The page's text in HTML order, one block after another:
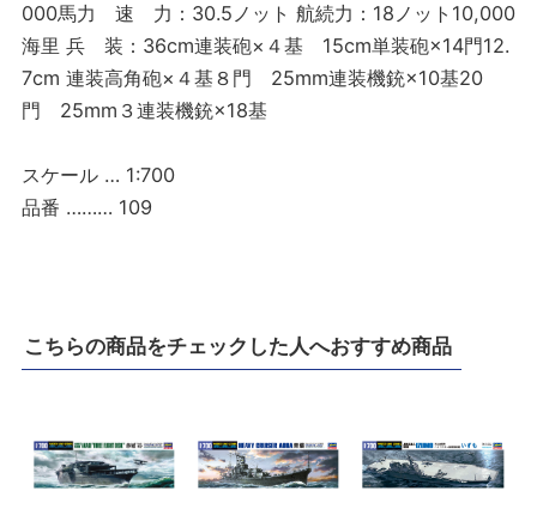
000馬力 速 力：30.5ノット 航続力：18ノット10,000
海里 兵 装：36cm連装砲×４基 15cm単装砲×14門12.
7cm 連装高角砲×４基８門 25mm連装機銃×10基20
門 25mm３連装機銃×18基
スケール … 1:700
品番 ……… 109
こちらの商品をチェックした人へおすすめ商品